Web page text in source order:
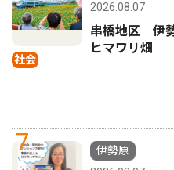
社会
2026.08.07
串橋地区 伊
ヒマワリ畑
7
伊勢原